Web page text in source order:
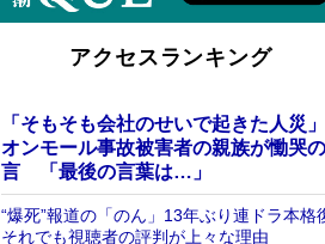
アクセスランキング
「そもそも会社のせいで起きた人災
オンモール事故被害者の親族が慟哭
言 「最後の言葉は…」
“爆死”報道の「のん」13年ぶり連ドラ本
それでも視聴者の評判が上々な理由